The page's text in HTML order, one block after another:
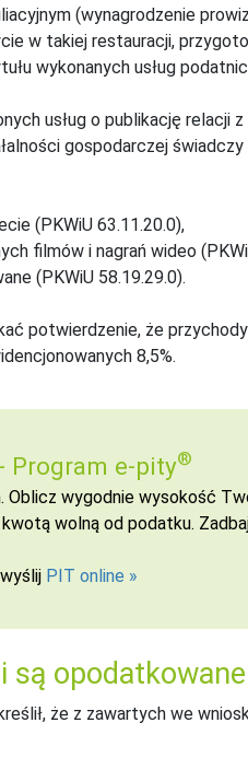
(wynagrodzenie
w takiej restauracji,
wykonanych usług
usług o publikację relacji
gospodarczej
(PKWiU 63.11.20.0),
filmów i nagrań wideo
(PKWiU 58.19.29.0).
potwierdzenie, że
8,5%.
Program e-pity®
Oblicz wygodnie wysokość
wolną od podatku.
PIT online
są
że z zawartych we